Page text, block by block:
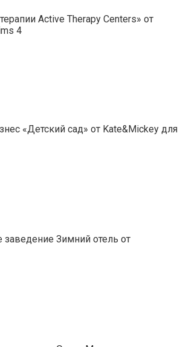
Active Therapy Centers» от
4
«Детский сад» от Kate&Mickey для
заведение Зимний отель от